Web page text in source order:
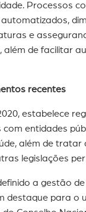
Processos
e
de facilitar
recentes
estabelece
entidades
além de tratar
legislações
a gestão
destaque para o